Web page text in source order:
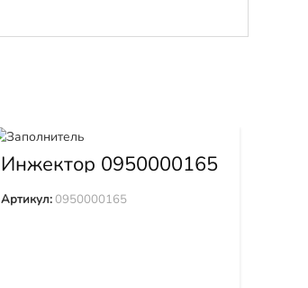
Инжектор 0950000165
Артикул:0950000165